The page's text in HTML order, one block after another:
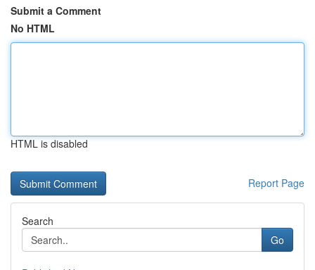
Submit a Comment
No HTML
HTML is disabled
Report Page
Search
Go